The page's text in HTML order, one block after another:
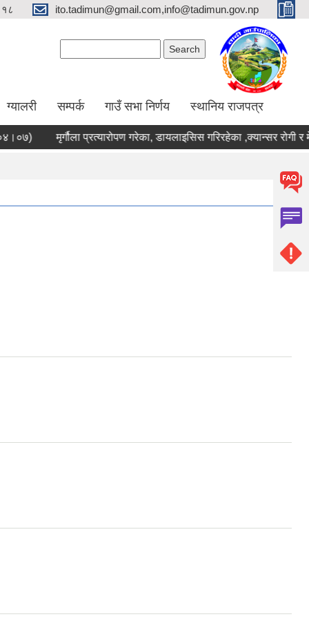
ito.tadimun@gmail.com,info@tadimun.gov.np
ग्यालरी सम्पर्क गाउँ सभा निर्णय स्थानिय राजपत्र
मृर्गौला प्रत्यारोपण गरेका, डायलाइसिस गरिरहेका ,क्यान्सर रोगी र